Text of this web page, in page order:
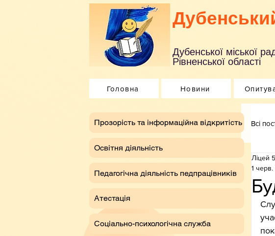
Дубенської міської
Рівненської області
Головна Новини
Всі
Ліцей 5
1
​Прозорість та інформаційна відкритість
Освітня діяльність
Педагогічна діяльність педпрацівників
Атестація
Соціально-психологічна служба